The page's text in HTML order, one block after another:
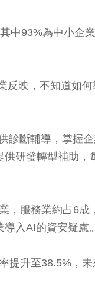
中93%為中小企
映，不知道如
診斷輔導，掌握
研發轉型補助
，服務業約占6成
入AI的資安疑慮。
提升至38.5%，